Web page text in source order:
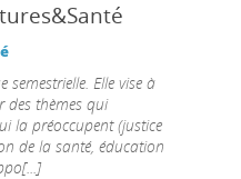
semestrielle. Elle vise à
des thèmes qui
la préoccupent (justice
de la santé, éducation